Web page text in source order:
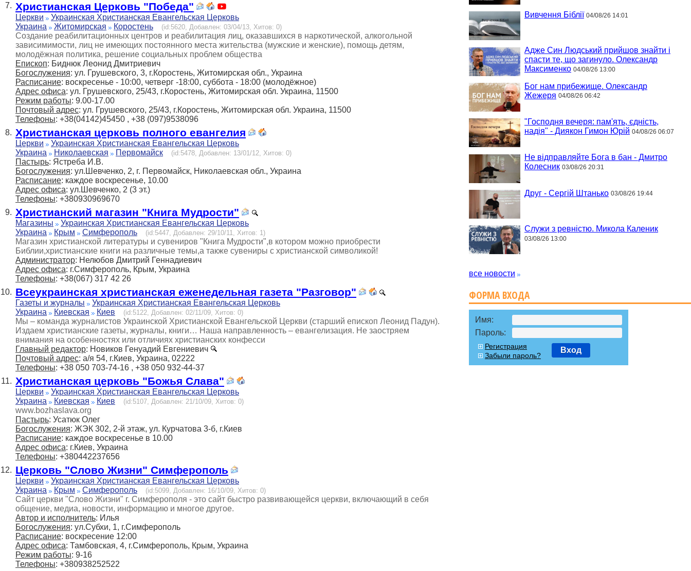
7. Христианская Церковь "Победа"
Церкви
Украинская Христианская Евангельская Церковь
Украина
Житомирская Коростень (id:5620, Добавлен: 03/04/13, Хитов: 0)
Создание реабилитационных центров и реабилитация лиц, оказавшихся в наркотической, алкогольной
зависимимости, лиц не имеющих постоянного места жительства (мужские и женские), помощь детям,
молодёжная политика, решение социальных проблем общества
Епископ: Биднюк Леонид Дмитриевич
Богослужения: ул. Грушевского, 3, г.Коростень, Житомирская обл., Украина
Расписание: воскресенье - 10:00, четверг -18:00, суббота - 18:00 (молодёжное)
Адрес офиса: ул. Грушевского, 25/43, г.Коростень, Житомирская обл. Украина, 11500
Режим работы: 9.00-17.00
Почтовый адрес: ул. Грушевского, 25/43, г.Коростень, Житомирская обл. Украина, 11500
Телефоны: +38(04142)45450 , +38 (097)9538096
8. Христианская церковь полного евангелия
Церкви
Украинская Христианская Евангельская Церковь
Украина
Николаевская Первомайск (id:5478, Добавлен: 13/01/12, Хитов: 0)
Пастырь: Ястреба И.В.
Богослужения: ул.Шевченко, 2, г. Первомайск, Николаевская обл., Украина
Расписание: каждое воскресенье, 10.00
Адрес офиса: ул.Шевченко, 2 (3 эт.)
Телефоны: +380930969670
9. Христианский магазин "Книга Мудрости"
Магазины
Украинская Христианская Евангельская Церковь
Украина
Крым Симферополь (id:5447, Добавлен: 29/10/11, Хитов: 1)
Магазин христианской литературы и сувениров "Книга Мудрости",в котором можно приобрести
Библии,христианские книги на различные темы,а также сувениры с христианской символикой!
Администратор: Нелюбов Дмитрий Геннадиевич
Адрес офиса: г.Симферополь, Крым, Украина
Телефоны: +38(067) 317 42 26
10. Всеукраинская христианская еженедельная газета "Разговор"
Газеты и журналы
Украинская Христианская Евангельская Церковь
Украина
Киевская Киев (id:5122, Добавлен: 02/11/09, Хитов: 0)
Мы – команда журналистов Украинской Христианской Евангельской Церкви (старший епископ Леонид Падун).
Издаем христианские газеты, журналы, книги… Наша направленность – евангелизация. Не заостряем
внимания на особенностях или отличиях христианских конфесси
Главный редактор: Новиков Генyадий Евгениевич
Почтовый адрес: а/я 54, г.Киев, Украина, 02222
Телефоны: +38 050 703-74-16 , +38 050 932-44-37
11. Христианская церковь "Божья Слава"
Церкви
Украинская Христианская Евангельская Церковь
Украина
Киевская Киев (id:5107, Добавлен: 21/10/09, Хитов: 0)
www.bozhaslava.org
Пастырь: Усатюк Олег
Богослужения: ЖЭК 302, 2-й этаж, ул. Курчатова 3-б, г.Киев
Расписание: каждое воскресенье в 10.00
Адрес офиса: г.Киев, Украина
Телефоны: +380442237656
12. Церковь "Слово Жизни" Симферополь
Церкви
Украинская Христианская Евангельская Церковь
Украина
Крым Симферополь (id:5099, Добавлен: 16/10/09, Хитов: 0)
Сайт церкви "Слово Жизни" г. Симферополя - это сайт быстро развивающейся церкви, включающий в себя
общение, медиа, новости, информацию и многое другое.
Автор и исполнитель: Илья
Богослужения: ул.Субхи, 1, г.Симферополь
Расписание: воскресение 12:00
Адрес офиса: Тамбовская, 4, г.Симферополь, Крым, Украина
Режим работы: 9-16
Телефоны: +380938252522
Вивчення Біблії 04/08/26 14:01
Адже Син Людський прийшов знайти і
спасти те, що загинуло. Олександр
Максименко 04/08/26 13:00
Бог нам прибежище. Олександр
Жежеря 04/08/26 06:42
"Господня вечеря: пам'ять, єдність,
надія" - Диякон Гимон Юрій 04/08/26 06:07
Не відправляйте Бога в бан - Дмитро
Колесник 03/08/26 20:31
Друг - Сергій Штанько 03/08/26 19:44
Служи з ревністю. Микола Каленик
03/08/26 13:00
все новости
ФОРМА ВХОДА
Имя:
Пароль:
Регистрация
Забыли пароль?
Вход